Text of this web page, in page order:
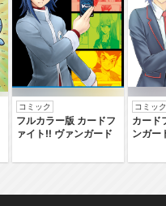
CYBORG009
TI…
コミック
フルカラー版 カードフ
ァイト‼ ヴァンガード
コミック
カード
ンガー